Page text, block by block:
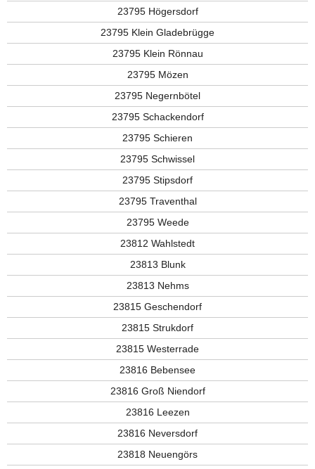
23795 Högersdorf
23795 Klein Gladebrügge
23795 Klein Rönnau
23795 Mözen
23795 Negernbötel
23795 Schackendorf
23795 Schieren
23795 Schwissel
23795 Stipsdorf
23795 Traventhal
23795 Weede
23812 Wahlstedt
23813 Blunk
23813 Nehms
23815 Geschendorf
23815 Strukdorf
23815 Westerrade
23816 Bebensee
23816 Groß Niendorf
23816 Leezen
23816 Neversdorf
23818 Neuengörs